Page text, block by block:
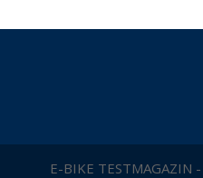
E-BIKE TESTMAGAZIN